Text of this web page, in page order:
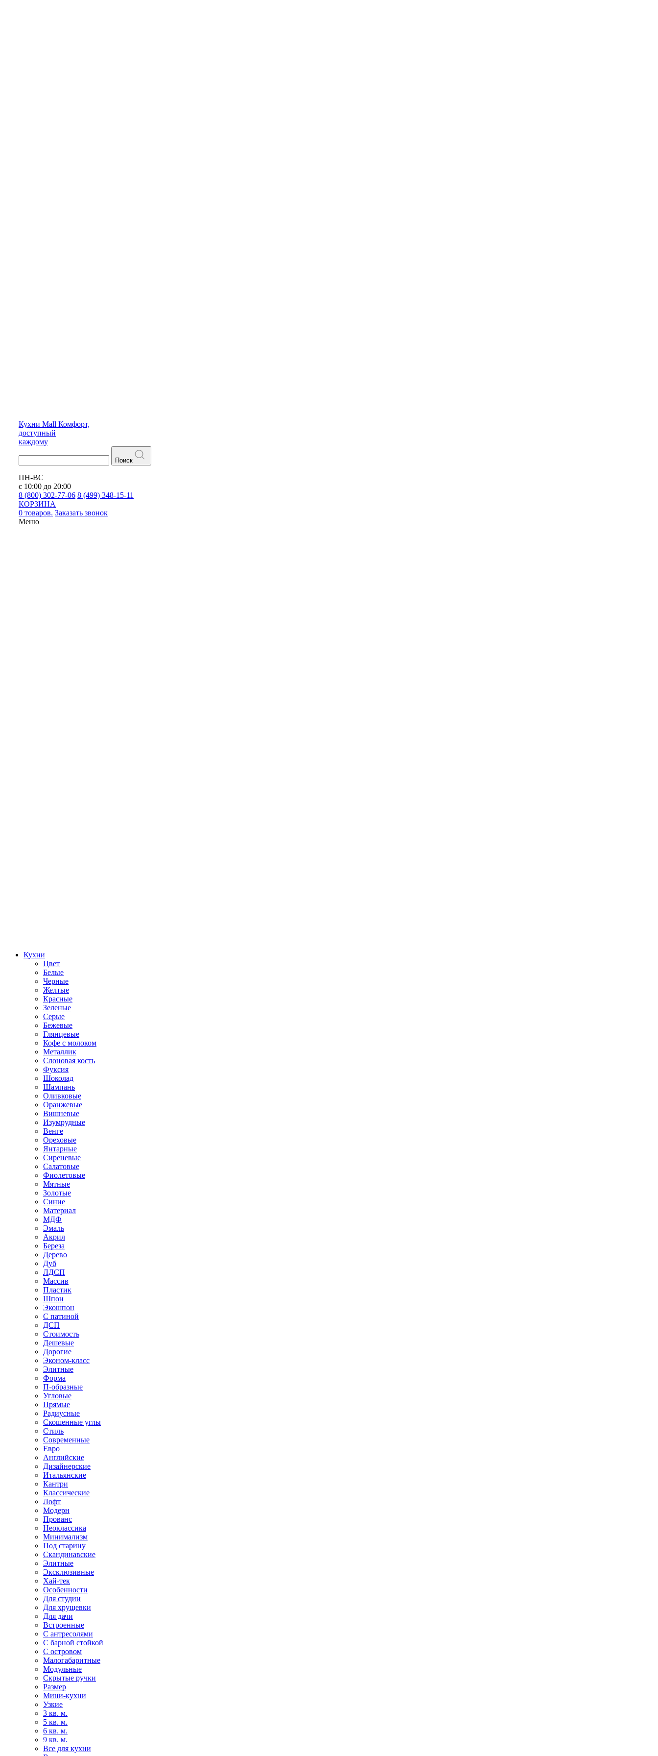
Кухни Mall Комфорт,
доступный
каждому
Поиск
ПН-ВС
с 10:00 до 20:00
8 (800) 302-77-06 8 (499) 348-15-11
КОРЗИНА
0 товаров. Заказать звонок
Меню
Кухни
Цвет
Белые
Черные
Желтые
Красные
Зеленые
Серые
Бежевые
Глянцевые
Кофе с молоком
Металлик
Слоновая кость
Фуксия
Шоколад
Шампань
Оливковые
Оранжевые
Вишневые
Изумрудные
Венге
Ореховые
Янтарные
Сиреневые
Салатовые
Фиолетовые
Мятные
Золотые
Синие
Материал
МДФ
Эмаль
Акрил
Береза
Дерево
Дуб
ЛДСП
Массив
Пластик
Шпон
Экошпон
С патиной
ДСП
Стоимость
Дешевые
Дорогие
Эконом-класс
Элитные
Форма
П-образные
Угловые
Прямые
Радиусные
Скошенные углы
Стиль
Современные
Евро
Английские
Дизайнерские
Итальянские
Кантри
Классические
Лофт
Модерн
Прованс
Неоклассика
Минимализм
Под старину
Скандинавские
Элитные
Эксклюзивные
Хай-тек
Особенности
Для студии
Для хрущевки
Для дачи
Встроенные
С антресолями
С барной стойкой
С островом
Малогабаритные
Модульные
Скрытые ручки
Размер
Мини-кухни
Узкие
3 кв. м.
5 кв. м.
6 кв. м.
9 кв. м.
Все для кухни